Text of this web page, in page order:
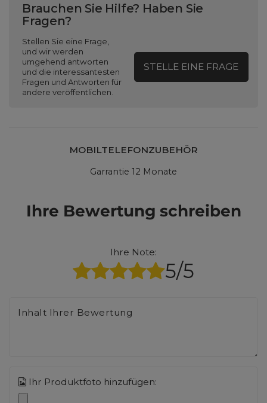
Brauchen Sie Hilfe? Haben Sie
Fragen?
Stellen Sie eine Frage,
und wir werden
umgehend antworten
und die interessantesten
Fragen und Antworten für
andere veröffentlichen.
STELLE EINE FRAGE
MOBILTELEFONZUBEHÖR
Garrantie 12 Monate
Ihre Bewertung schreiben
Ihre Note:
5/5
Inhalt Ihrer Bewertung
Ihr Produktfoto hinzufügen: